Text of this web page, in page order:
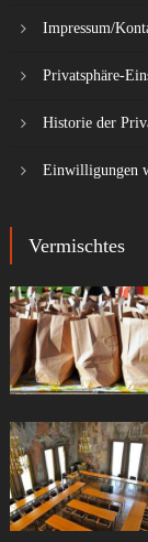
Impressum/
Privatsphäre-
Historie der
Einwilligungen
Vermischtes